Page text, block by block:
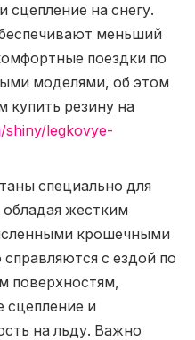
на снегу.
меньший
поездки по
моделями, об этом
купить резину на
shiny/legkovye-
специально для
жестким
крошечными
с ездой по
поверхностям,
сцепление и
на льду. Важно